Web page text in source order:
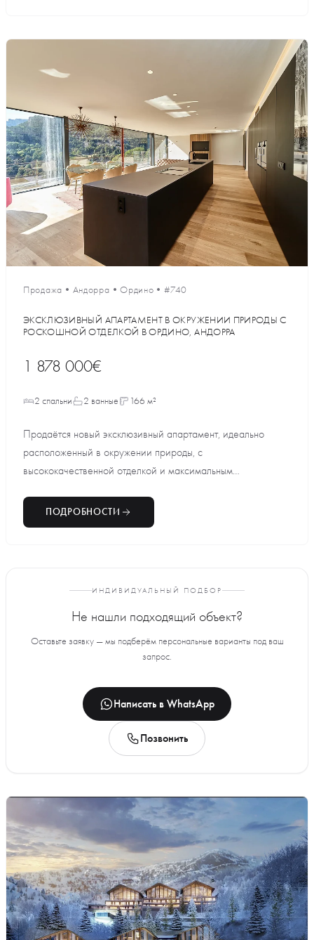
Продажа • Андорра •Ордино •#740
ЭКСКЛЮЗИВНЫЙ АПАРТАМЕНТ В ОКРУЖЕНИИ ПРИРОДЫ С
РОСКОШНОЙ ОТДЕЛКОЙ В ОРДИНО, АНДОРРА
1 878 000€
2 спальни 2 ванные 166 м²
Продаётся новый эксклюзивный апартамент, идеально
расположенный в окружении природы, с
высококачественной отделкой и максимальным
ПОДРОБНОСТИ
ИНДИВИДУАЛЬНЫЙ ПОДБОР
Не нашли подходящий объект?
Оставьте заявку — мы подберём персональные варианты под ваш
запрос.
Написать в WhatsApp
Позвонить